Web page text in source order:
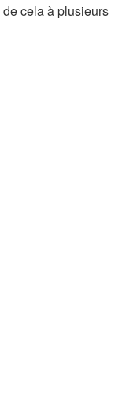
cela à plusieurs